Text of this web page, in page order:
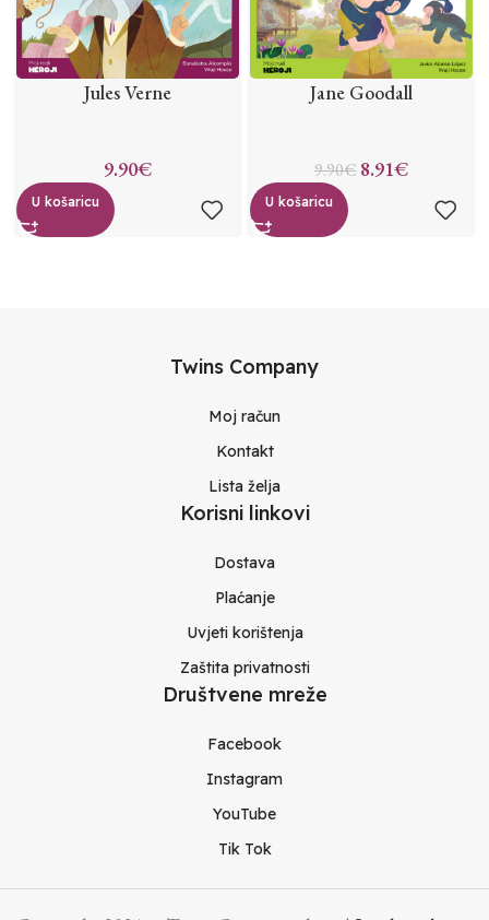
Jules Verne
9.90€
U košaricu
Jane Goodall
9.90€ 8.91€
U košaricu
Twins Company
Moj račun
Kontakt
Lista želja
Korisni linkovi
Dostava
Plaćanje
Uvjeti korištenja
Zaštita privatnosti
Društvene mreže
Facebook
Instagram
YouTube
Tik Tok